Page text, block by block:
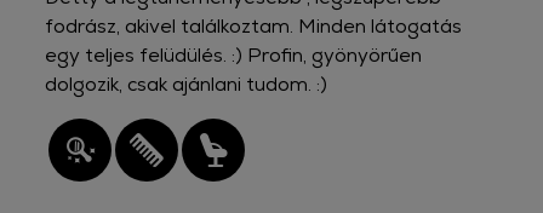
fodrász, akivel találkoztam. Minden látogatás
egy teljes felüdülés. :) Profin, gyönyörűen
dolgozik, csak ajánlani tudom. :)